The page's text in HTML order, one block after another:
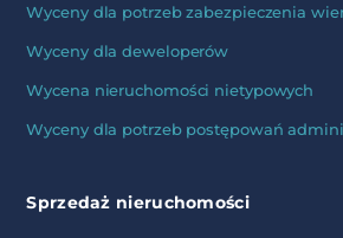
Wyceny dla potrzeb zabezpieczenia
Wyceny dla deweloperów
Wycena nieruchomości nietypowych
Wyceny dla potrzeb postępowań
Sprzedaż nieruchomości